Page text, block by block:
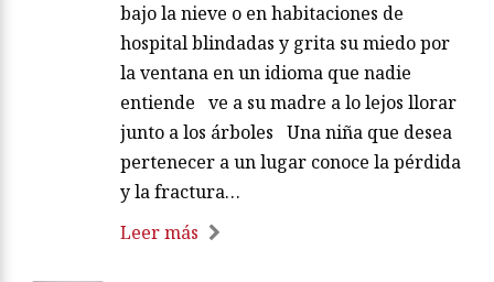
bajo la nieve o en habitaciones de
hospital blindadas y grita su miedo por
la ventana en un idioma que nadie
entiende ve a su madre a lo lejos llorar
junto a los árboles Una niña que desea
pertenecer a un lugar conoce la pérdida
y la fractura…
Leer más